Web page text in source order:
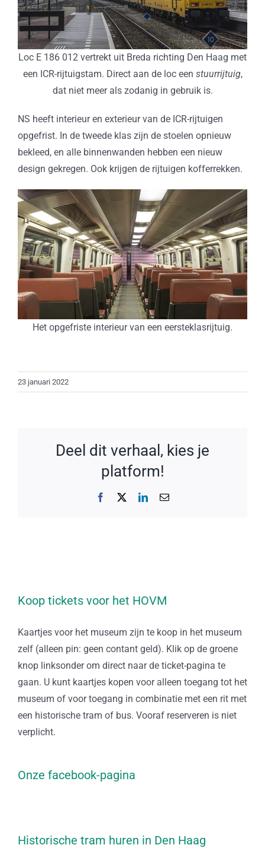
Loc E 186 012 vertrekt uit Breda richting Den Haag met
een ICR-rijtuigstam. Direct aan de loc een stuurrijtuig,
dat niet meer als zodanig in gebruik is.
NS heeft interieur en exterieur van de ICR-rijtuigen
opgefrist. In de tweede klas zijn de stoelen opnieuw
bekleed, en alle binnenwanden hebben een nieuw
design gekregen. Ook krijgen de rijtuigen kofferrekken.
Het opgefriste interieur van een eersteklasrijtuig.
23 januari 2022
Deel dit verhaal, kies je
platform!
Facebook LinkedIn
E-
Koop tickets voor het HOVM
Kaartjes voor het museum zijn te koop in het museum
zelf (alleen pin: geen contant geld). Klik op de groene
knop linksonder om direct naar de ticket-pagina te
gaan. U kunt kaartjes kopen voor alleen toegang tot het
museum of voor toegang in combinatie met een rit met
een historische tram of bus. Vooraf reserveren is niet
verplicht.
Onze facebook-pagina
Historische tram huren in Den Haag